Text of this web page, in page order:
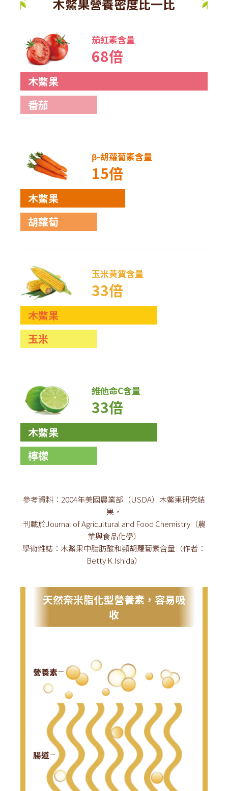
木鱉果營養密度比一比
木鱉果
番茄
茄紅素含量
68倍
木鱉果
胡蘿蔔
β-胡蘿蔔素含量
15倍
木鱉果
玉米
玉米黃質含量
33倍
木鱉果
檸檬
維他命C含量
33倍
參考資料：2004年美國農業部（USDA）木鱉果研究結
果，
刊載於Journal of Agricultural and Food Chemistry（農
業與食品化學）
學術雜誌：木鱉果中脂肪酸和類胡蘿蔔素含量（作者：
Betty K Ishida）
天然奈米脂化型營養素，容易吸
收
營養素
腸道